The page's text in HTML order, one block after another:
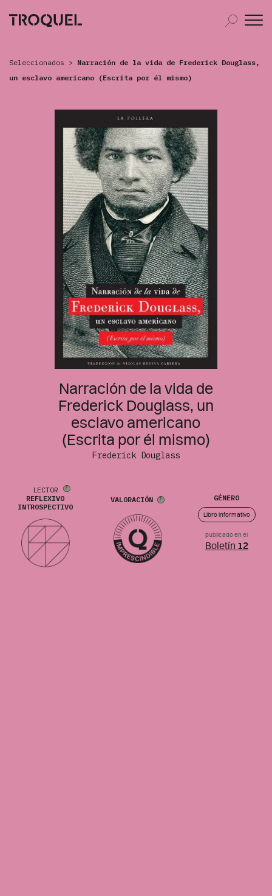
Seleccionados > Narración de la vida de Frederick Douglass,
un esclavo americano (Escrita por él mismo)
Narración de la vida de
Frederick Douglass, un
esclavo americano
(Escrita por él mismo)
Frederick Douglass
LECTOR
REFLEXIVO
INTROSPECTIVO
VALORACIÓN GÉNERO
Libro informativo
publicado en el
Boletín 12